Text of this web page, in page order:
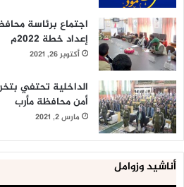
اجتماع برئاسة
إعداد خطة 2022م
أكتوبر 26, 2021
الداخلية تحتفي
أمن محافظة مأرب
مارس 2, 2021
أناشيد وزوامل